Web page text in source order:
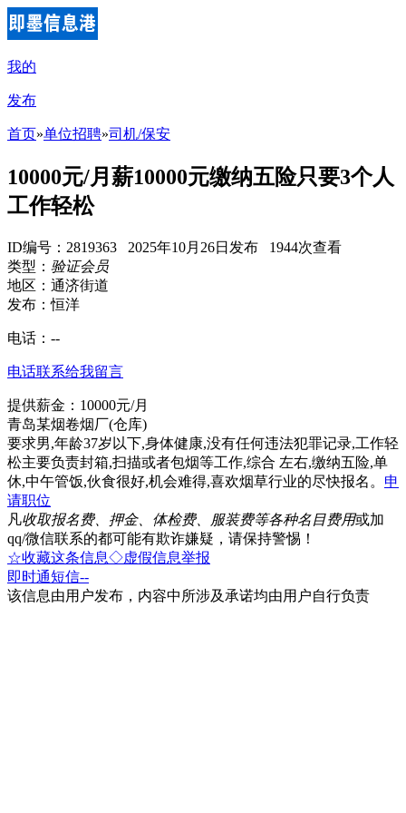
我的
发布
首页»单位招聘»司机/保安
10000元/月薪10000元缴纳五险只要3个人
工作轻松
ID编号：2819363 2025年10月26日发布 1944次查看
类型： 验证会员
地区：通济街道
发布：恒洋
电话： --
电话联系给我留言
提供薪金：10000元/月
青岛某烟卷烟厂(仓库)
要求男,年龄37岁以下,身体健康,没有任何违法犯罪记录,工作轻
松主要负责封箱,扫描或者包烟等工作,综合 左右,缴纳五险,单
休,中午管饭,伙食很好,机会难得,喜欢烟草行业的尽快报名。 申
请职位
凡收取报名费、押金、体检费、服装费等各种名目费用或加
qq/微信联系的都可能有欺诈嫌疑，请保持警惕！
☆收藏这条信息◇虚假信息举报
即时通短信--
该信息由用户发布，内容中所涉及承诺均由用户自行负责